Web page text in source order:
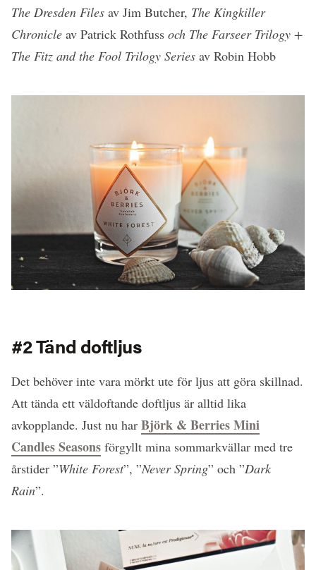
The Dresden Files av Jim Butcher, The Kingkiller
Chronicle av Patrick Rothfuss och The Farseer Trilogy +
The Fitz and the Fool Trilogy Series av Robin Hobb
#2 Tänd doftljus
Det behöver inte vara mörkt ute för ljus att göra skillnad.
Att tända ett väldoftande doftljus är alltid lika
avkopplande. Just nu har Björk & Berries Mini
Candles Seasons förgyllt mina sommarkvällar med tre
årstider ”White Forest”, ”Never Spring” och ”Dark
Rain”.